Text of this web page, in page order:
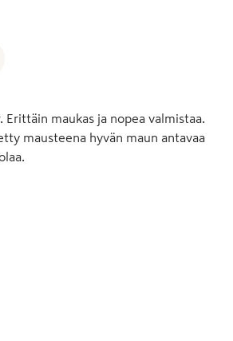
Erittäin maukas ja nopea valmistaa.
mausteena hyvän maun antavaa